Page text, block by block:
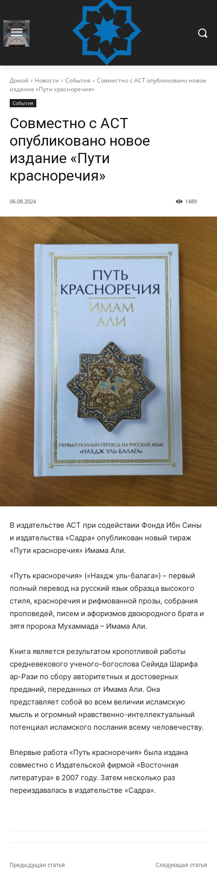
Домой Новости События
Совместно с АСТ опубликовано новое
издание «Пути красноречия»
События
Совместно с АСТ
опубликовано новое
издание «Пути
красноречия»
06.08.2024 1489
В издательстве АСТ при содействии Фонда Ибн Сины
и издательства «Садра» опубликован новый тираж
«Пути красноречия» Имама Али.
«Путь красноречия» («Нахдж уль-балага») – первый
полный перевод на русский язык образца высокого
стиля, красноречия и рифмованной прозы, собрания
проповедей, писем и афоризмов двоюродного брата и
зятя пророка Мухаммада – Имама Али.
Книга является результатом кропотливой работы
средневекового ученого-богослова Сейида Шарифа
ар-Рази по сбору авторитетных и достоверных
преданий, переданных от Имама Али. Она
представляет собой во всем величии исламскую
мысль и огромный нравственно-интеллектуальный
потенциал исламского послания всему человечеству.
Впервые работа «Путь красноречия» была издана
совместно с Издательской фирмой «Восточная
литература» в 2007 году. Затем несколько раз
переиздавалась в издательстве «Садра».
Предыдущая статья Следующая статья